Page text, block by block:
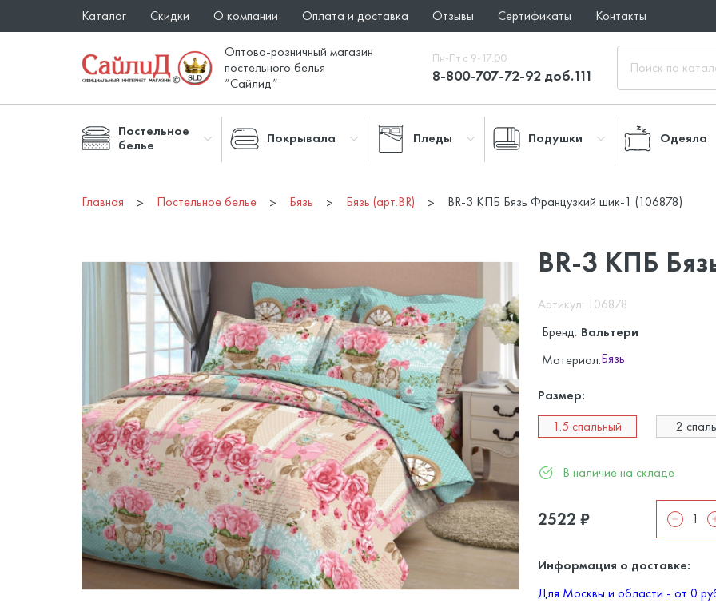
Каталог Скидки О компании Оплата и доставка Отзывы Сертификаты Контакты
Оптово-розничный магазин
постельного белья
“Сайлид”
Пн-Пт с 9-17.00
8-800-707-72-92 доб.111
Постельное
белье
Покрывала Пледы Подушки Одеяла
Главная Постельное белье Бязь Бязь (арт.BR) BR-3 КПБ Бязь Французкий шик-1 (106878)
BR-3 КПБ
Артикул: 106878
Бренд: Вальтери
Материал:Бязь
Размер:
1.5 спальный
2
В наличие на складе
2522₽
Информация о доставке:
Для Москвы и области - от 0